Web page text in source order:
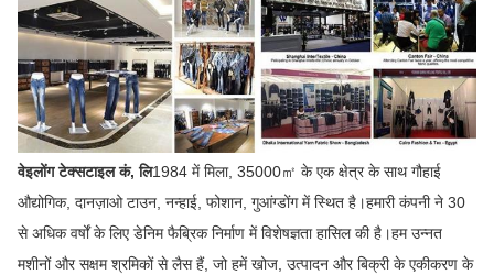
वेइलोंग टेक्सटाइल कं, लि1984 में मिला, 35000㎡ के एक क्षेत्र के साथ गौहाई
औद्योगिक, दानज़ाओ टाउन, नन्हाई, फोशान, गुआंग्डोंग में स्थित है।हमारी कंपनी ने 30
से अधिक वर्षों के लिए डेनिम फैब्रिक निर्माण में विशेषज्ञता हासिल की है।हम उन्नत
मशीनों और सक्षम श्रमिकों से लैस हैं, जो हमें खोज, उत्पादन और बिक्री के एकीकरण के